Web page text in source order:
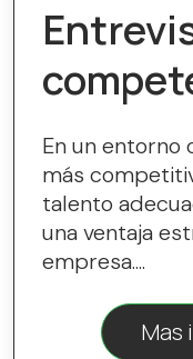
En un entorno
más
talento
una ventaja
empresa....
Mas